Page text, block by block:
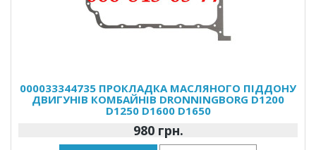
000033344735 ПРОКЛАДКА МАСЛЯНОГО ПІДДОНУ
ДВИГУНІВ КОМБАЙНІВ DRONNINGBORG D1200
D1250 D1600 D1650
980 грн.